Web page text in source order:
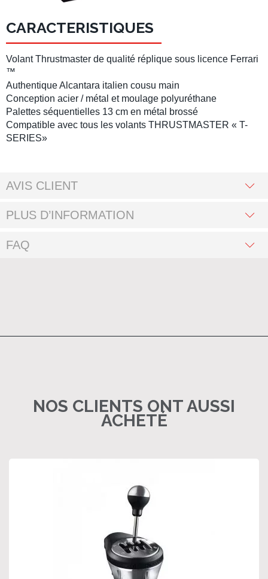
CARACTERISTIQUES
Volant Thrustmaster de qualité réplique sous licence Ferrari
™
Authentique Alcantara italien cousu main
Conception acier / métal et moulage polyuréthane
Palettes séquentielles 13 cm en métal brossé
Compatible avec tous les volants THRUSTMASTER « T-
SERIES»
AVIS CLIENT
PLUS D’INFORMATION
FAQ
NOS CLIENTS ONT AUSSI
ACHETÉ